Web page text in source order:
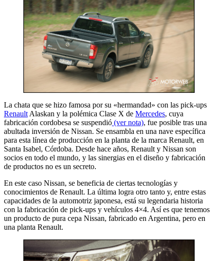
La chata que se hizo famosa por su «hermandad» con las pick-ups
RenaultAlaskan y la polémica Clase X de Mercedes, cuya
fabricación cordobesa se suspendió (ver nota), fue posible tras una
abultada inversión de Nissan. Se ensambla en una nave específica
para esta línea de producción en la planta de la marca Renault, en
Santa Isabel, Córdoba. Desde hace años, Renault y Nissan son
socios en todo el mundo, y las sinergias en el diseño y fabricación
de productos no es un secreto.
En este caso Nissan, se beneficia de ciertas tecnologías y
conocimientos de Renault. La última logra otro tanto y, entre estas
capacidades de la automotriz japonesa, está su legendaria historia
con la fabricación de pick-ups y vehículos 4×4. Así es que tenemos
un producto de pura cepa Nissan, fabricado en Argentina, pero en
una planta Renault.